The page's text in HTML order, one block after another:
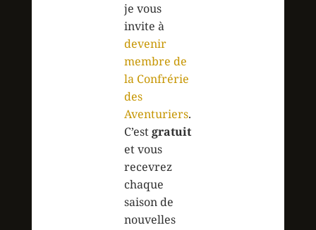
je vous
invite à
devenir
membre de
la Confrérie
des
Aventuriers.
C’estgratuit
et vous
recevrez
chaque
saison de
nouvelles